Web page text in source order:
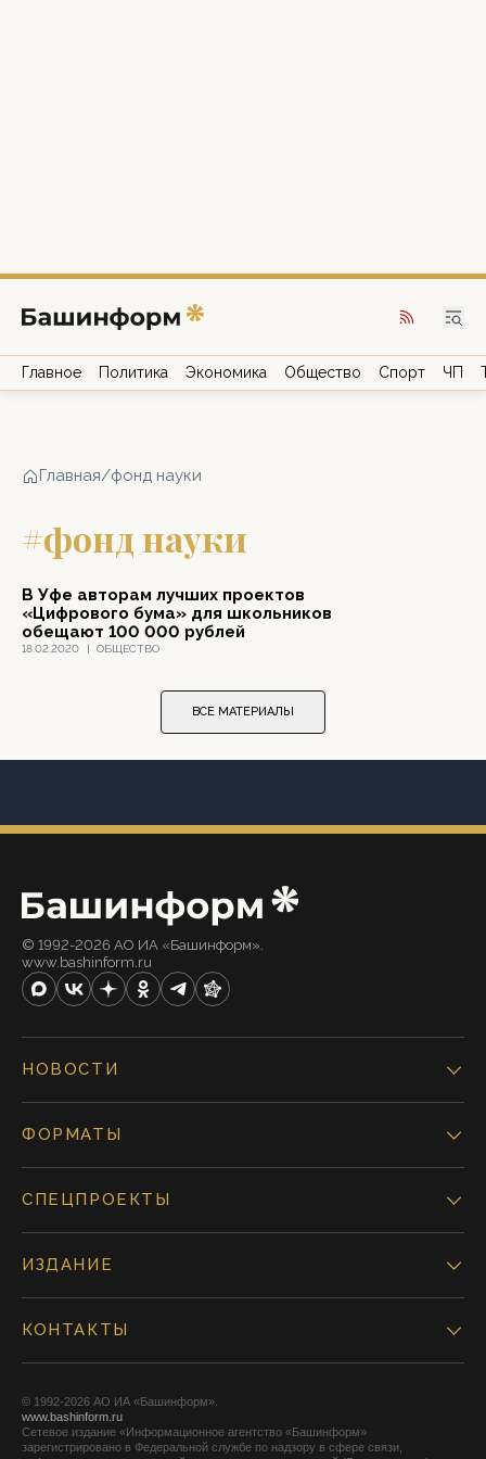
Главное Политика Экономика Общество Спорт ЧП
Главная/фонд науки
#фонд науки
18.02.2020 | ОБЩЕСТВО
В Уфе авторам лучших проектов
«Цифрового бума» для школьников
обещают 100 000 рублей
ВСЕ МАТЕРИАЛЫ
© 1992-2026 АО ИА «Башинформ».
www.bashinform.ru
НОВОСТИ
ФОРМАТЫ
СПЕЦПРОЕКТЫ
ИЗДАНИЕ
КОНТАКТЫ
© 1992-2026 АО ИА «Башинформ».
www.bashinform.ru
Сетевое издание «Информационное агентство «Башинформ»
зарегистрировано в Федеральной службе по надзору в сфере связи,